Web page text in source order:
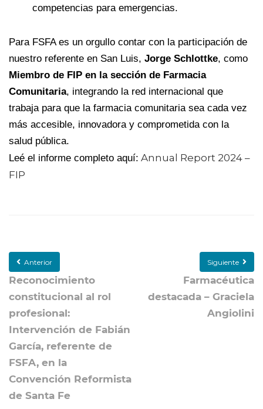
competencias para emergencias.
Para FSFA es un orgullo contar con la participación de
nuestro referente en San Luis, Jorge Schlottke, como
Miembro de FIP en la sección de Farmacia
Comunitaria, integrando la red internacional que
trabaja para que la farmacia comunitaria sea cada vez
más accesible, innovadora y comprometida con la
salud pública.
Leé el informe completo aquí: Annual Report 2024 –
FIP
Anterior
Reconocimiento
constitucional al rol
profesional:
Intervención de Fabián
García, referente de
FSFA, en la
Convención Reformista
de Santa Fe
Siguiente
Farmacéutica
destacada – Graciela
Angiolini